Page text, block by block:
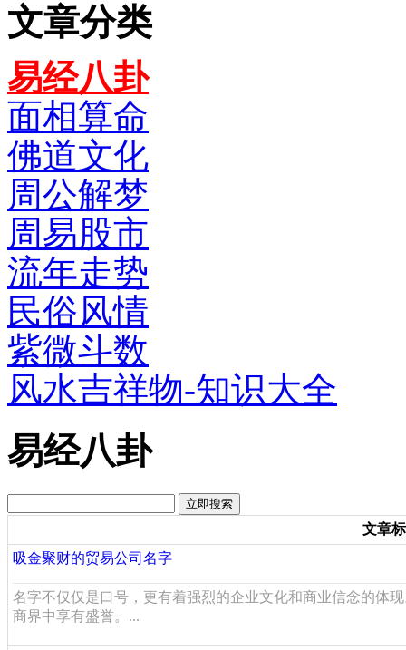
文章分类
易经八卦
面相算命
佛道文化
周公解梦
周易股市
流年走势
民俗风情
紫微斗数
风水吉祥物-知识大全
易经八卦
文章
吸金聚财的贸易公司名字
名字不仅仅是口号，更有着强烈的企业文化和商业信念的体
商界中享有盛誉。...